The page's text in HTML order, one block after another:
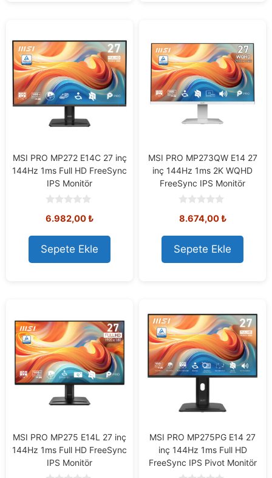
MSI PRO MP272 E14C 27 inç
144Hz 1ms Full HD FreeSync
IPS Monitör
o
t
o
f
5
6.982,00₺
Sepete Ekle
MSI PRO MP273QW E14 27
inç 144Hz 1ms 2K WQHD
FreeSync IPS Monitör
o
t
o
f
5
8.674,00₺
Sepete Ekle
MSI PRO MP275 E14L 27 inç
144Hz 1ms Full HD FreeSync
IPS Monitör
MSI PRO MP275PG E14 27
inç 144Hz 1ms Full HD
FreeSync IPS Pivot Monitör